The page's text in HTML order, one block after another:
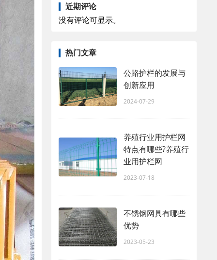
近期评论
没有评论可显示。
热门文章
公路护栏的发展与
创新应用
2024-07-29
养殖行业用护栏网
特点有哪些?养殖行
业用护栏网
2023-07-18
不锈钢网具有哪些
优势
2023-05-23